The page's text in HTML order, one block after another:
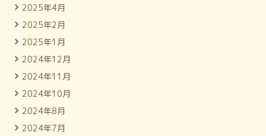
2025年4月
2025年2月
2025年1月
2024年12月
2024年11月
2024年10月
2024年8月
2024年7月